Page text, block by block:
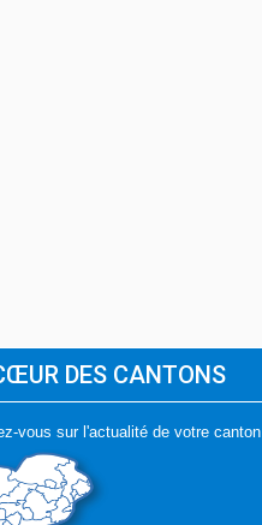
DES CANTONS
vous sur l'actualité de votre canton